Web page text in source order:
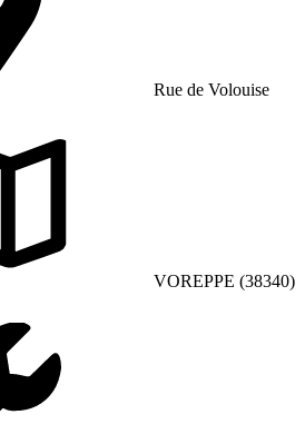
Rue de Volouise
VOREPPE (38340)